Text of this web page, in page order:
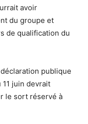
avoir
du groupe et
de qualification du
déclaration publique
11 juin devrait
le sort réservé à